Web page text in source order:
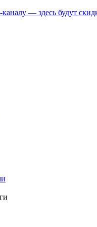
— здесь будут